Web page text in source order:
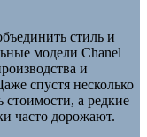
стиль и
модели Chanel
и
спустя несколько
стоимости, а редкие
часто дорожают.